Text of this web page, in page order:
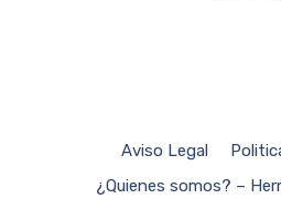
Aviso Legal
¿Quienes somos? –